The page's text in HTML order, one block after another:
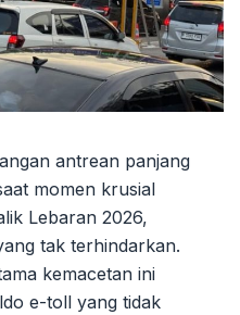
antrean panjang
momen krusial
Lebaran 2026,
tak terhindarkan.
kemacetan ini
e-toll yang tidak